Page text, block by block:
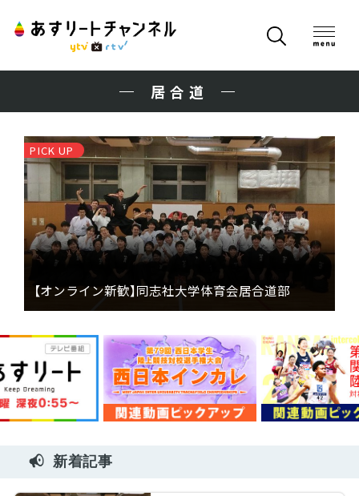
居合道
【オンライン新歓】同志社大学体育会居合道部
PICK UP
新着記事